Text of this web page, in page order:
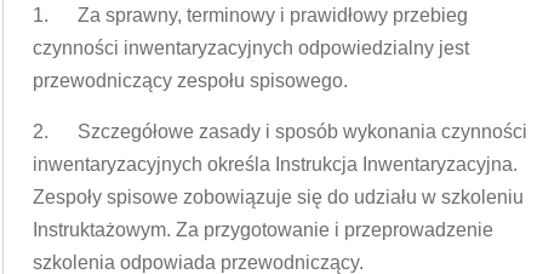
1. Za sprawny, terminowy i prawidłowy przebieg
czynności inwentaryzacyjnych odpowiedzialny jest
przewodniczący zespołu spisowego.
2. Szczegółowe zasady i sposób wykonania czynności
inwentaryzacyjnych określa Instrukcja Inwentaryzacyjna.
Zespoły spisowe zobowiązuje się do udziału w szkoleniu
Instruktażowym. Za przygotowanie i przeprowadzenie
szkolenia odpowiada przewodniczący.